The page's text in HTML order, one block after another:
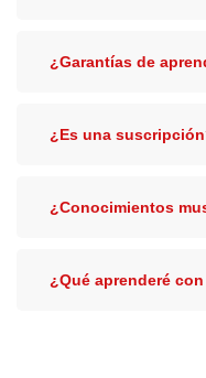
¿Garantías de
¿Es una
¿Conocimientos
¿Qué aprenderé